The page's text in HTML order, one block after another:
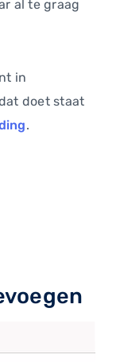
al te graag
in
doet staat
.